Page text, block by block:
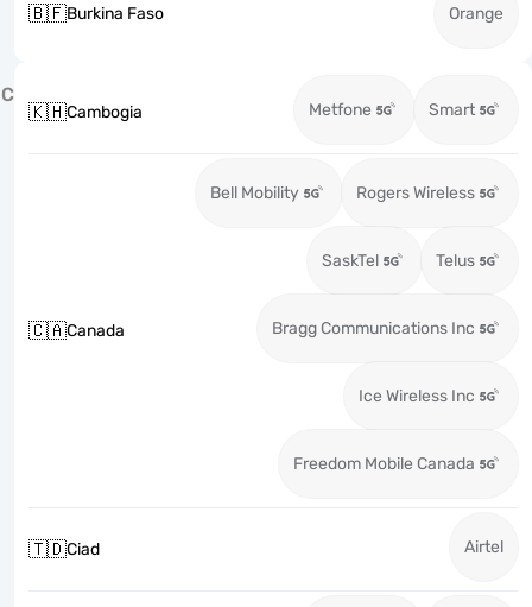
🇧🇫Burkina Faso Orange
C
🇰🇭Cambogia Metfone Smart
🇨🇦Canada
Bell Mobility Rogers Wireless
SaskTel Telus
Bragg Communications Inc
Ice Wireless Inc
Freedom Mobile Canada
🇹🇩Ciad Airtel